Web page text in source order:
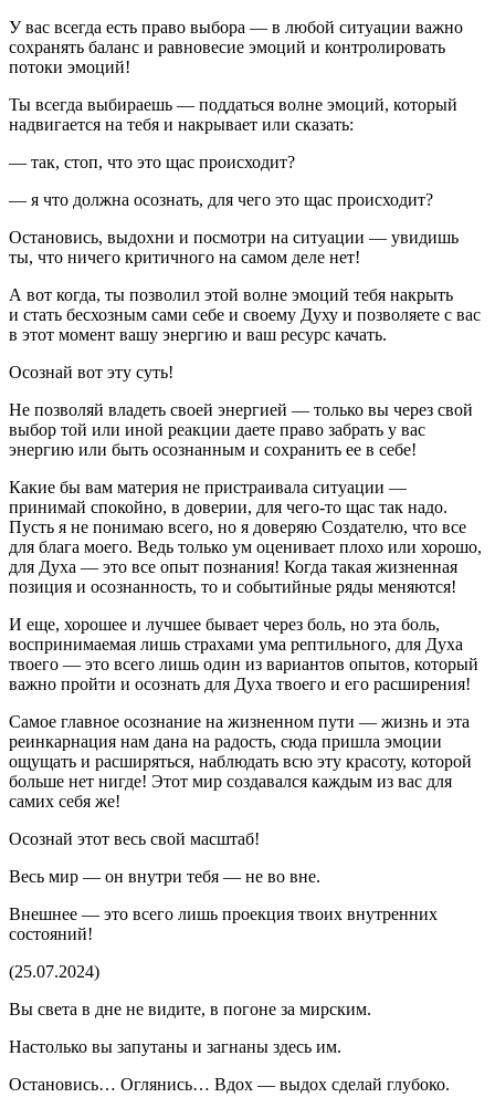
У вас всегда есть право выбора — в любой ситуации важно
сохранять баланс и равновесие эмоций и контролировать
потоки эмоций!
Ты всегда выбираешь — поддаться волне эмоций, который
надвигается на тебя и накрывает или сказать:
— так, стоп, что это щас происходит?
— я что должна осознать, для чего это щас происходит?
Остановись, выдохни и посмотри на ситуации — увидишь
ты, что ничего критичного на самом деле нет!
А вот когда, ты позволил этой волне эмоций тебя накрыть
и стать бесхозным сами себе и своему Духу и позволяете с вас
в этот момент вашу энергию и ваш ресурс качать.
Осознай вот эту суть!
Не позволяй владеть своей энергией — только вы через свой
выбор той или иной реакции даете право забрать у вас
энергию или быть осознанным и сохранить ее в себе!
Какие бы вам материя не пристраивала ситуации —
принимай спокойно, в доверии, для чего-то щас так надо.
Пусть я не понимаю всего, но я доверяю Создателю, что все
для блага моего. Ведь только ум оценивает плохо или хорошо,
для Духа — это все опыт познания! Когда такая жизненная
позиция и осознанность, то и событийные ряды меняются!
И еще, хорошее и лучшее бывает через боль, но эта боль,
воспринимаемая лишь страхами ума рептильного, для Духа
твоего — это всего лишь один из вариантов опытов, который
важно пройти и осознать для Духа твоего и его расширения!
Самое главное осознание на жизненном пути — жизнь и эта
реинкарнация нам дана на радость, сюда пришла эмоции
ощущать и расширяться, наблюдать всю эту красоту, которой
больше нет нигде! Этот мир создавался каждым из вас для
самих себя же!
Осознай этот весь свой масштаб!
Весь мир — он внутри тебя — не во вне.
Внешнее — это всего лишь проекция твоих внутренних
состояний!
(25.07.2024)
Вы света в дне не видите, в погоне за мирским.
Настолько вы запутаны и загнаны здесь им.
Остановись… Оглянись… Вдох — выдох сделай глубоко.